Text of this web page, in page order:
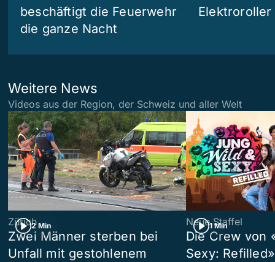
beschäftigt die Feuerwehr
die ganze Nacht
Elektroroller
Weitere News
Videos aus der Region, der Schweiz und aller Welt
2 Min
Zürich
Zwei Männer sterben bei
Unfall mit gestohlenem
1 Min
Neue Staffel
Die Crew von
Sexy: